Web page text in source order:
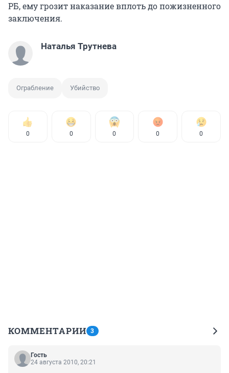
РБ, ему грозит наказание вплоть до пожизненного
заключения.
Наталья Трутнева
Ограбление Убийство
0 0 0 0 0
КОММЕНТАРИИ 3
Гость
24 августа 2010, 20:21